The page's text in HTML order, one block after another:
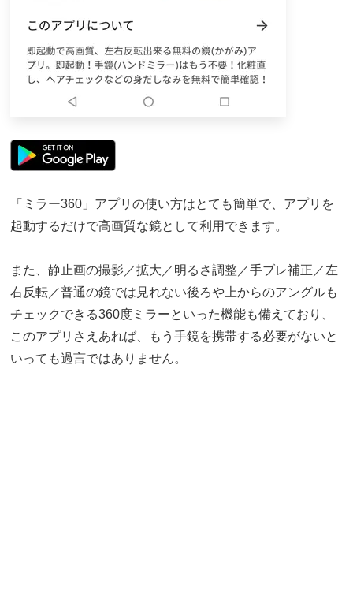
「ミラー360」アプリの使い方はとても簡単で、アプリを
起動するだけで高画質な鏡として利用できます。
また、静止画の撮影／拡大／明るさ調整／手ブレ補正／左
右反転／普通の鏡では見れない後ろや上からのアングルも
チェックできる360度ミラーといった機能も備えており、
このアプリさえあれば、もう手鏡を携帯する必要がないと
いっても過言ではありません。